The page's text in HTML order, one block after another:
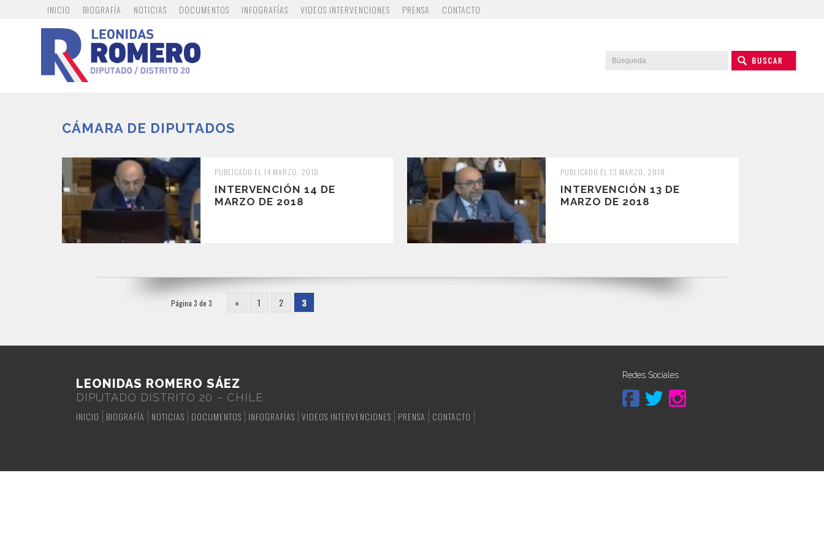
INICIO BIOGRAFÍA NOTICIAS DOCUMENTOS INFOGRAFÍAS VIDEOS INTERVENCIONES PRENSA CONTACTO
CÁMARA DE DIPUTADOS
PUBLICADO EL 14 MARZO, 2018
INTERVENCIÓN 14 DE
MARZO DE 2018
PUBLICADO EL 13 MARZO, 2018
INTERVENCIÓN 13 DE
MARZO DE 2018
Página 3 de 3 « 1 2 3
LEONIDAS ROMERO SÁEZ
DIPUTADO DISTRITO 20 – CHILE
INICIO
BIOGRAFÍA NOTICIAS DOCUMENTOS INFOGRAFÍAS VIDEOS INTERVENCIONES PRENSA CONTACTO
Redes Sociales